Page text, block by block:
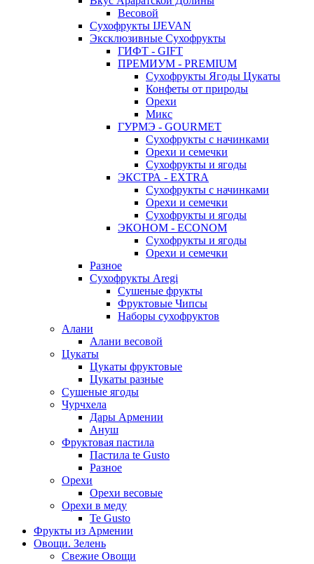
Весовой
Сухофрукты IJEVAN
Эксклюзивные Сухофрукты
ГИФТ - GIFT
ПРЕМИУМ - PREMIUM
Сухофрукты Ягоды Цукаты
Конфеты от природы
Орехи
Микс
ГУРМЭ - GOURMET
Сухофрукты с начинками
Орехи и семечки
Сухофрукты и ягоды
ЭКСТРА - EXTRA
Сухофрукты с начинками
Орехи и семечки
Сухофрукты и ягоды
ЭКОНОМ - ECONOM
Сухофрукты и ягоды
Орехи и семечки
Разное
Сухофрукты Aregi
Сушеные фрукты
Фруктовые Чипсы
Наборы сухофруктов
Алани
Алани весовой
Цукаты
Цукаты фруктовые
Цукаты разные
Сушеные ягоды
Чурчхела
Дары Армении
Ануш
Фруктовая пастила
Пастила te Gusto
Разное
Орехи
Орехи весовые
Орехи в меду
Te Gusto
Фрукты из Армении
Овощи. Зелень
Свежие Овощи